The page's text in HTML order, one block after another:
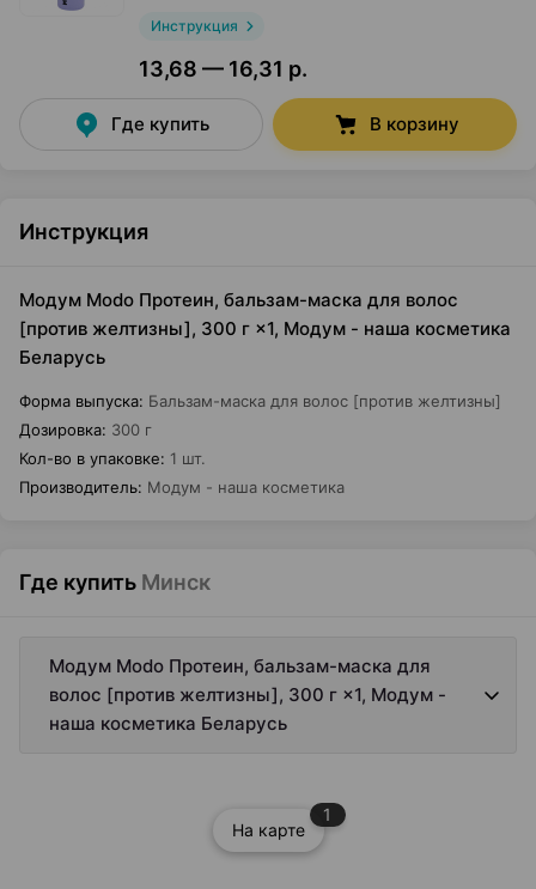
Инструкция
13,68 — 16,31 р.
Где купить В корзину
Инструкция
Модум Modo Протеин, бальзам-маска для волос
[против желтизны], 300 г ×1, Модум - наша косметика
Беларусь
Форма выпуска: Бальзам-маска для волос [против желтизны]
Дозировка: 300 г
Кол-во в упаковке: 1 шт.
Производитель: Модум - наша косметика
Где купить Минск
Модум Modo Протеин, бальзам-маска для
волос [против желтизны], 300 г ×1, Модум -
наша косметика Беларусь
На карте
1